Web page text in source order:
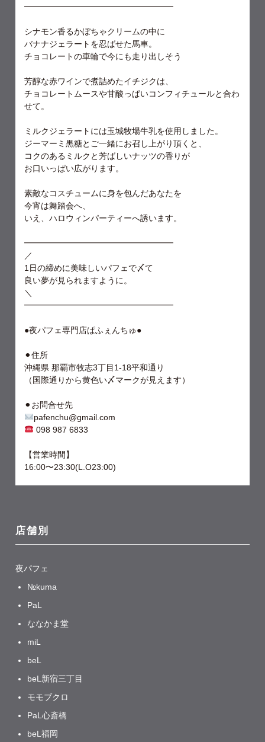
━━━━━━━━━━━━━━━━━━
シナモン香るかぼちゃクリームの中に
バナナジェラートを忍ばせた馬車。
チョコレートの車輪で今にも走り出しそう
芳醇な赤ワインで煮詰めたイチジクは、
チョコレートムースや甘酸っぱいコンフィチュールと合わ
せて。
ミルクジェラートには玉城牧場牛乳を使用しました。
ジーマーミ黒糖とご一緒にお召し上がり頂くと、
コクのあるミルクと芳ばしいナッツの香りが
お口いっぱい広がります。
素敵なコスチュームに身を包んだあなたを
今宵は舞踏会へ、
いえ、ハロウィンパーティーへ誘います。
━━━━━━━━━━━━━━━━━━
／
1日の締めに美味しいパフェで〆て
良い夢が見られますように。
＼
━━━━━━━━━━━━━━━━━━
●夜パフェ専門店ぱふぇんちゅ●
⚫︎住所
沖縄県 那覇市牧志3丁目1-18平和通り
（国際通りから黄色い〆マークが見えます）
⚫︎お問合せ先
pafenchu@gmail.com
098 987 6833
【営業時間】
16:00〜23:30(L.O23:00)
店舗別
夜パフェ
№kuma
PaL
ななかま堂
miL
beL
beL新宿三丁目
モモブクロ
PaL心斎橋
beL福岡